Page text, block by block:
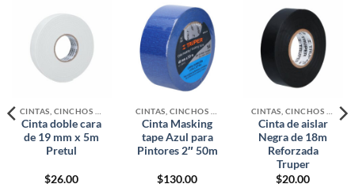
Cinta doble cara
de 19 mm x 5m
Pretul
$26.00
Cinta Masking
tape Azul para
Pintores 2″ 50m
$130.00
Cinta de aislar
Negra de 18m
Reforzada
Truper
$20.00